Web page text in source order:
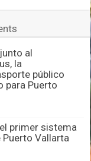
al
la
público
para Puerto
primer sistema
Vallarta